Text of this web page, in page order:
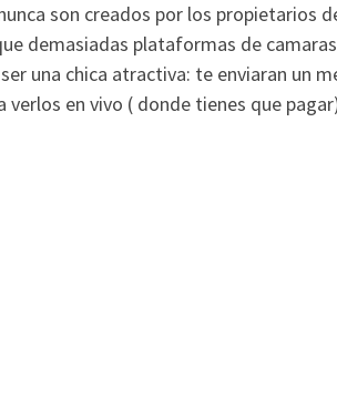
son creados por los propietarios
demasiadas plataformas de
una chica atractiva: te enviaran un
en vivo ( donde tienes que